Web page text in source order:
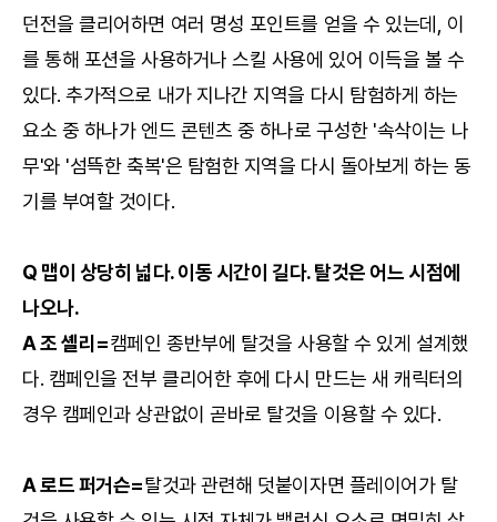
던전을 클리어하면 여러 명성 포인트를 얻을 수 있는데, 이
를 통해 포션을 사용하거나 스킬 사용에 있어 이득을 볼 수
있다. 추가적으로 내가 지나간 지역을 다시 탐험하게 하는
요소 중 하나가 엔드 콘텐츠 중 하나로 구성한 '속삭이는 나
무'와 '섬뜩한 축복'은 탐험한 지역을 다시 돌아보게 하는 동
기를 부여할 것이다.
Q 맵이 상당히 넓다. 이동 시간이 길다. 탈것은 어느 시점에
나오나.
A 조 셸리=캠페인 종반부에 탈것을 사용할 수 있게 설계했
다. 캠페인을 전부 클리어한 후에 다시 만드는 새 캐릭터의
경우 캠페인과 상관없이 곧바로 탈것을 이용할 수 있다.
A 로드 퍼거슨=탈것과 관련해 덧붙이자면 플레이어가 탈